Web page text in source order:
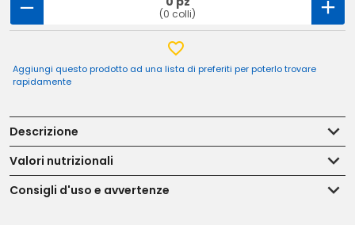
(0 colli)
Aggiungi questo prodotto ad una lista di preferiti per poterlo trovare
rapidamente
Descrizione
Valori nutrizionali
Consigli d'uso e avvertenze